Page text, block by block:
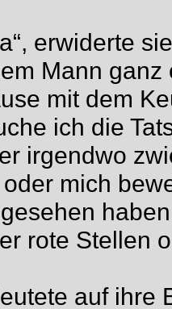
erwiderte
Mann
mit dem
ich die
irgendwo
mich
rote Stellen
auf ihre